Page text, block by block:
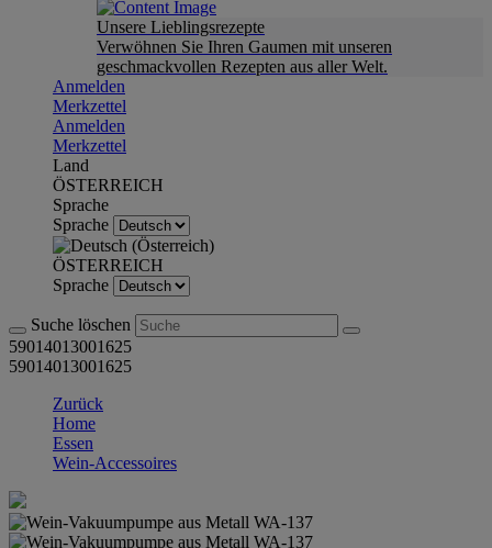
Unsere Lieblingsrezepte
Verwöhnen Sie Ihren Gaumen mit unseren
geschmackvollen Rezepten aus aller Welt.
Anmelden
Merkzettel
Anmelden
Merkzettel
Land
ÖSTERREICH
Sprache
Sprache
ÖSTERREICH
Sprache
Suche löschen
59014013001625
59014013001625
Zurück
Home
Essen
Wein-Accessoires